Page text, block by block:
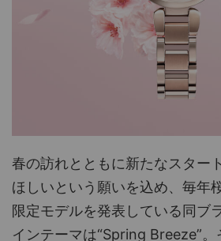
春の訪れとともに新たなスター
ほしいという願いを込め、毎年
限定モデルを発表している同ブ
インテーマは“Spring Breeze”。